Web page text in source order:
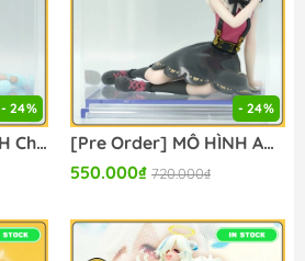
- 24%
[Pre Order] MÔ HÌNH Chouzetsu Saikawa Tenshi-chan - Needy Girl Overdose - Fig-Cube - Konami Prize Collection (Konami Arcade Games) FIGURE CHÍNH HÃNG
- 24%
[Pre Order] MÔ HÌNH Ame-chan - Needy Girl Overdose - Fig-Cube - Konami Prize Collection (Konami Arcade Games) FIGURE CHÍNH HÃNG
550.000₫ 720.000₫